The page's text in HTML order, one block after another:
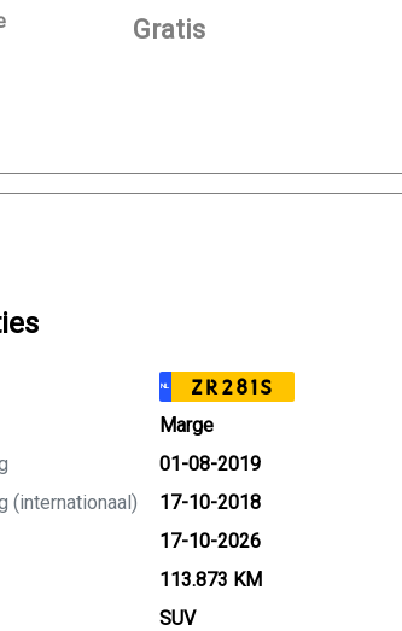
mogelijkheden voor
Gratis
NL ZR281S
Marge
01-08-2019
(internationaal)
17-10-2018
17-10-2026
113.873 KM
SUV